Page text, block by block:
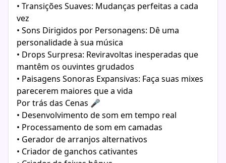
• Transições Suaves: Mudanças perfeitas a cada
vez
• Sons Dirigidos por Personagens: Dê uma
personalidade à sua música
• Drops Surpresa: Reviravoltas inesperadas que
mantêm os ouvintes grudados
• Paisagens Sonoras Expansivas: Faça suas mixes
parecerem maiores que a vida
Por trás das Cenas 🎤
• Desenvolvimento de som em tempo real
• Processamento de som em camadas
• Gerador de arranjos alternativos
• Criador de ganchos cativantes